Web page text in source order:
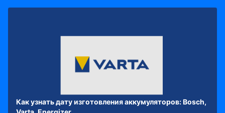
Как узнать дату изготовления аккумуляторов: Bosch,